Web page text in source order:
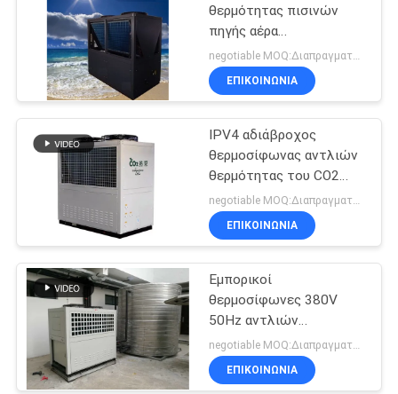
ΖΗΤΉΣΤΕ
ΠΡΟΣΦΟΡΆ
SITEMAP
ΠΟΛΙΤΙΚΉ
ΑΠΟΡΡΉΤΟΥ
θερμότητας πισινών
πηγής αέρα
αναστροφέων εμπορικόςnegotiable MOQ:Διαπραγματεύσιμος
ΕΠΙΚΟΙΝΩΝΙΑ
IPV4 αδιάβροχος
θερμοσίφωνας αντλιών
θερμότητας του CO2
βαθμού με την
τεχνολογία
αναστροφέων
ΕΠΙΚΟΙΝΩΝΙΑ
Εμπορικοί
θερμοσίφωνες 380V
50Hz αντλιών
θερμότητας του CO2 για
τη θέρμανση χώρου
ΕΠΙΚΟΙΝΩΝΙΑ